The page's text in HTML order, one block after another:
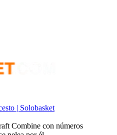
| Solobasket
Combine con números